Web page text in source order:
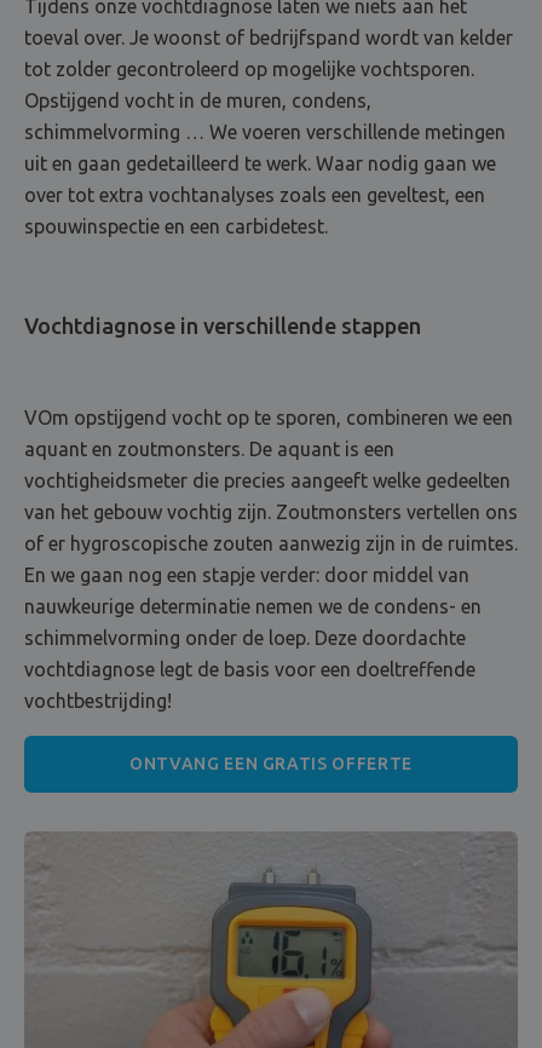
Tijdens onze vochtdiagnose laten we niets aan het
toeval over. Je woonst of bedrijfspand wordt van kelder
tot zolder gecontroleerd op mogelijke vochtsporen.
Opstijgend vocht in de muren, condens,
schimmelvorming … We voeren verschillende metingen
uit en gaan gedetailleerd te werk. Waar nodig gaan we
over tot extra vochtanalyses zoals een geveltest, een
spouwinspectie en een carbidetest.
Vochtdiagnose in verschillende stappen
VOm opstijgend vocht op te sporen, combineren we een
aquant en zoutmonsters. De aquant is een
vochtigheidsmeter die precies aangeeft welke gedeelten
van het gebouw vochtig zijn. Zoutmonsters vertellen ons
of er hygroscopische zouten aanwezig zijn in de ruimtes.
En we gaan nog een stapje verder: door middel van
nauwkeurige determinatie nemen we de condens- en
schimmelvorming onder de loep. Deze doordachte
vochtdiagnose legt de basis voor een doeltreffende
vochtbestrijding!
ONTVANG EEN GRATIS OFFERTE